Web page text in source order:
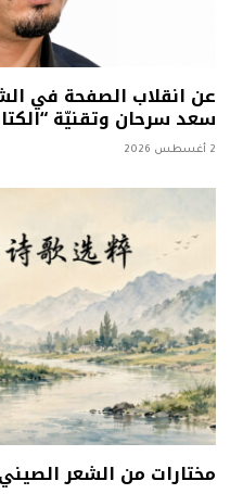
عن انقلاب الصفحة في
سعد سرحان وتقنيّة
2 أغسطس 2026
مختارات من الشعر